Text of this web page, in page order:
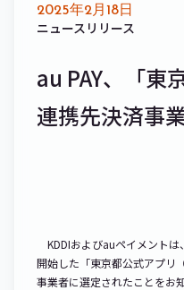
2025年2月18日
ニュースリリース
au PAY、「東
連携先決済事
KDDIおよびauペイメント
開始した「東京都公式アプリ
事業者に選定されたことをお